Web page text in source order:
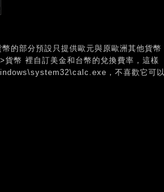
的部分預設只提供歐元與原歐洲其他貨幣
幣 裡自訂美金和台幣的兌換費率，這樣
，不喜歡它可以